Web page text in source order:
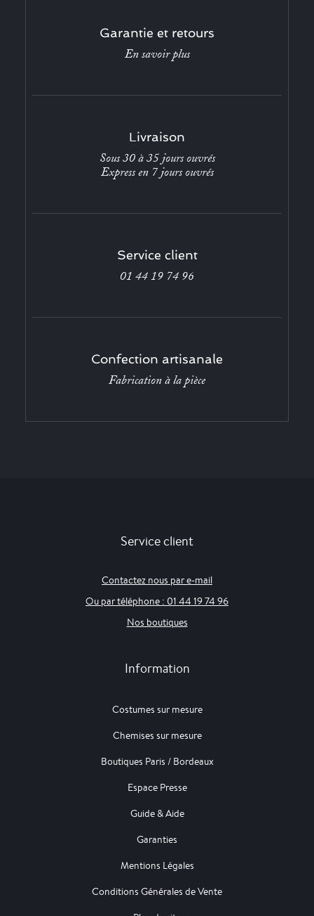
Garantie et retours
En savoir plus
Livraison
Sous 30 à 35 jours ouvrés
Express en 7 jours ouvrés
Service client
01 44 19 74 96
Confection artisanale
Fabrication à la pièce
Service client
Contactez nous par e-mail
Ou par téléphone : 01 44 19 74 96
Nos boutiques
Information
Costumes sur mesure
Chemises sur mesure
Boutiques Paris / Bordeaux
Espace Presse
Guide & Aide
Garanties
Mentions Légales
Conditions Générales de Vente